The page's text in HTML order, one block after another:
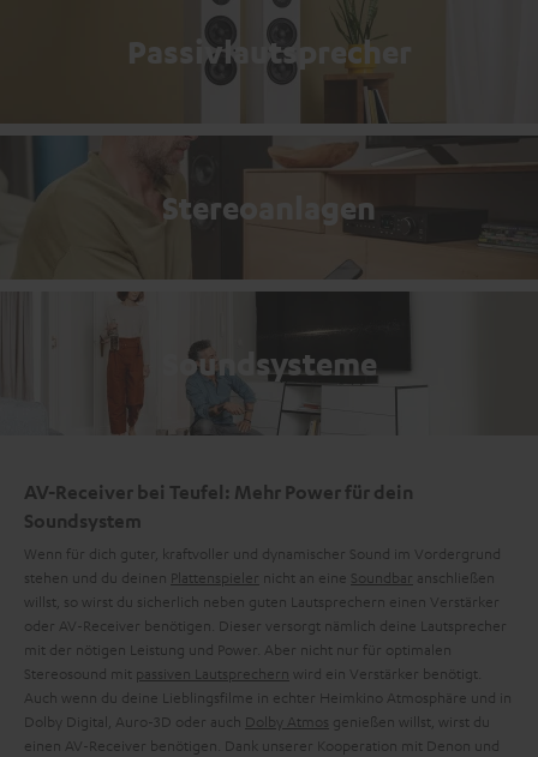
Passivlautsprecher
Stereoanlagen
Soundsysteme
AV-Receiver bei Teufel: Mehr Power für dein
Soundsystem
Wenn für dich guter, kraftvoller und dynamischer Sound im Vordergrund
stehen und du deinen Plattenspieler nicht an eine Soundbar anschließen
willst, so wirst du sicherlich neben guten Lautsprechern einen Verstärker
oder AV-Receiver benötigen. Dieser versorgt nämlich deine Lautsprecher
mit der nötigen Leistung und Power. Aber nicht nur für optimalen
Stereosound mit passiven Lautsprechern wird ein Verstärker benötigt.
Auch wenn du deine Lieblingsfilme in echter Heimkino Atmosphäre und in
Dolby Digital, Auro-3D oder auch Dolby Atmos genießen willst, wirst du
einen AV-Receiver benötigen. Dank unserer Kooperation mit Denon und